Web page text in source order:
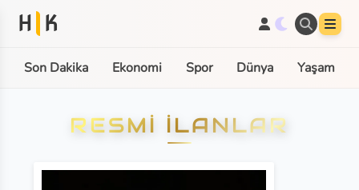
H K
Son Dakika Ekonomi Spor Dünya Yaşam
RESMI İLANLAR